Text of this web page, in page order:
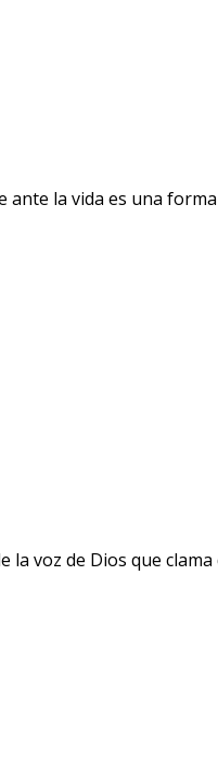
la vida es una
voz de Dios que